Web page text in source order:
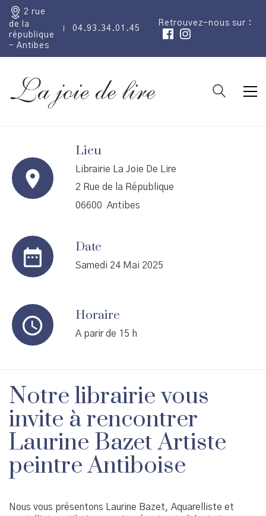
2 rue
de la
république
- Antibes
04.93.34.01.45
Retrouvez-nous sur :
Lieu
Librairie La Joie De Lire
2 Rue de la République
06600 Antibes
Date
Samedi 24 Mai 2025
Horaire
A parir de 15 h
Notre librairie vous
invite à rencontrer
Laurine Bazet Artiste
peintre Antiboise
Nous vous présentons Laurine Bazet, Aquarelliste et